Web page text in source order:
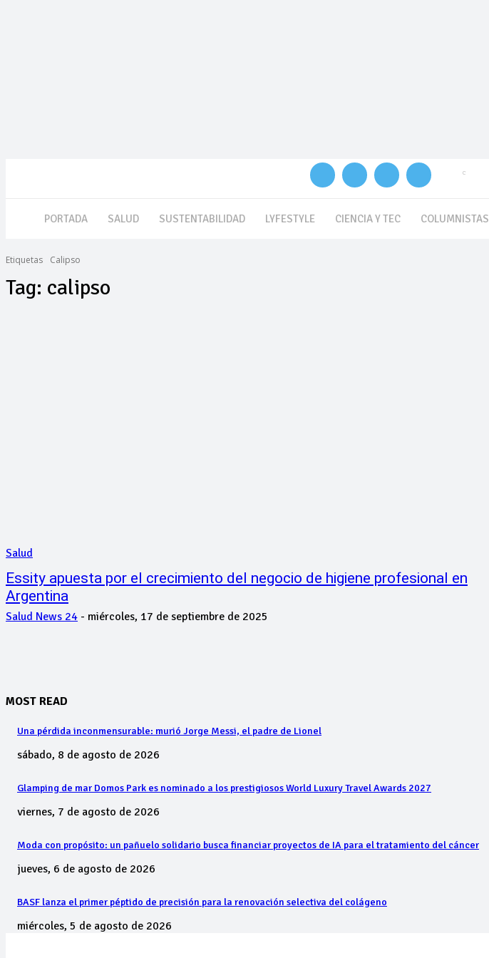
C
PORTADA SALUD SUSTENTABILIDAD LYFESTYLE CIENCIA Y TEC COLUMNISTAS
Etiquetas Calipso
Tag: calipso
Salud
Essity apuesta por el crecimiento del negocio de higiene profesional en
Argentina
Salud News 24 - miércoles, 17 de septiembre de 2025
MOST READ
Una pérdida inconmensurable: murió Jorge Messi, el padre de Lionel
sábado, 8 de agosto de 2026
Glamping de mar Domos Park es nominado a los prestigiosos World Luxury Travel Awards 2027
viernes, 7 de agosto de 2026
Moda con propósito: un pañuelo solidario busca financiar proyectos de IA para el tratamiento del cáncer
jueves, 6 de agosto de 2026
BASF lanza el primer péptido de precisión para la renovación selectiva del colágeno
miércoles, 5 de agosto de 2026